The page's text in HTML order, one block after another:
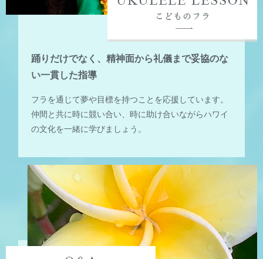
踊りだけでなく、精神面から礼儀まで妥協のな
い一貫した指導
フラを通じて夢や目標を持つことを応援しています。
仲間と共に時に競い合い、時に助け合いながらハワイ
の文化を一緒に学びましょう。